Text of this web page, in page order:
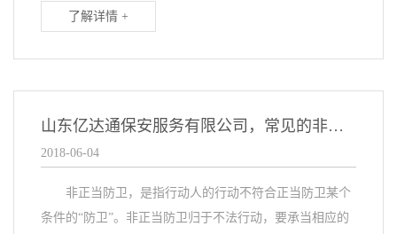
了解详情 +
山东亿达通保安服务有限公司，常见的非正当防卫
2018-06-04
非正当防卫，是指行动人的行动不符合正当防卫某个
条件的“防卫”。非正当防卫归于不法行动，要承当相应的